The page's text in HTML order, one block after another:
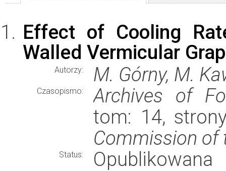
Effect of Cooling
Walled Vermicular
Autorzy: M. Górny, M.
Czasopismo:
Archives of
tom: 14,
Commission of
Status:
Opublikowana